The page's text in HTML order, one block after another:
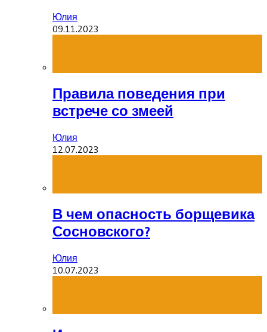
Юлия
09.11.2023
Правила поведения при
встрече со змеей
Юлия
12.07.2023
В чем опасность борщевика
Сосновского?
Юлия
10.07.2023